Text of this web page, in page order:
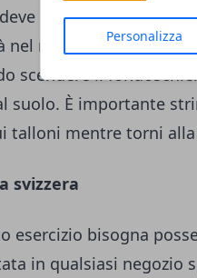
Personalizza
essere rivolta
nel momento in cui,
scendere il
suolo. È importante
talloni mentre torni
svizzera
esercizio bisogna
in qualsiasi negozio